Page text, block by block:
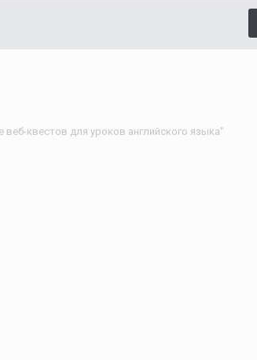
веб-квестов для уроков английского языка"